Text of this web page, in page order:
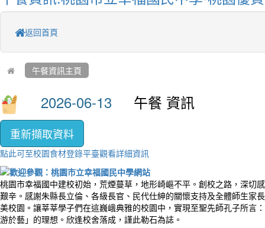
返回首頁
午餐資訊主頁
午餐 資訊
重新擷取資料
點此可至校園食材登錄平臺觀看詳細資訊
桃園市幸福國中建校初始，荒煙蔓草，地形崎嶇不平。創校之路，深切
艱辛。感謝朱縣長立倫、各級長官、民代仕紳的關懷支持及全體師生家
美校園。讓莘莘學子們在這巍峨典雅的校園中，實現至聖先師孔子所言
游於藝」的理想。欣逢校舍落成，謹此勒石為誌。